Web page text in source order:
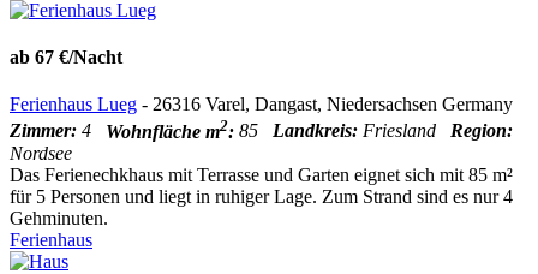
ab 67 €/Nacht
Ferienhaus Lueg - 26316 Varel, Dangast, Niedersachsen Germany
Zimmer: 4 Wohnfläche m2: 85 Landkreis: Friesland Region:
Nordsee
Das Ferienechkhaus mit Terrasse und Garten eignet sich mit 85 m²
für 5 Personen und liegt in ruhiger Lage. Zum Strand sind es nur 4
Gehminuten.
Ferienhaus